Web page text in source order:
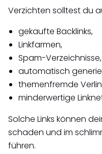
Verzichten solltest du
gekaufte Backlinks,
Linkfarmen,
Spam-Verzeichnisse,
automatisch
themenfremde
minderwertige
Solche Links können
schaden und im
führen.